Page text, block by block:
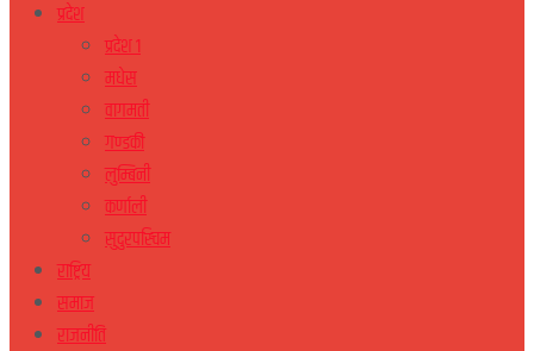
प्रदेश
प्रदेश १
मधेस
वागमती
गण्डकी
लुम्बिनी
कर्णाली
सुदुरपस्चिम
राष्ट्रिय
समाज
राजनीति